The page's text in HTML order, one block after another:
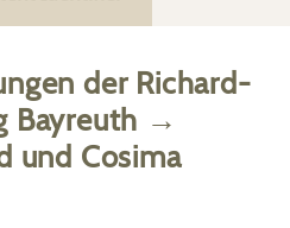
der Richard-
Bayreuth →
und Cosima